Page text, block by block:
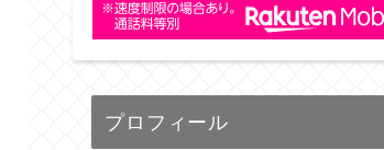
プロフィール